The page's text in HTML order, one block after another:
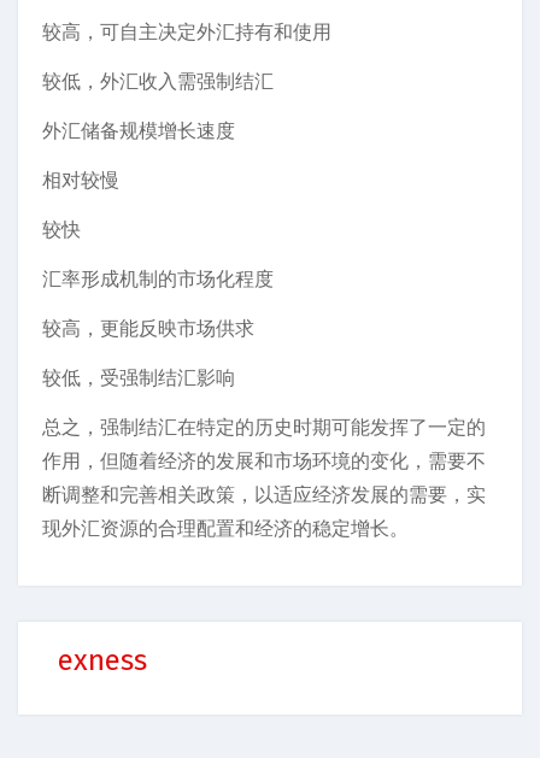
较高，可自主决定外汇持有和使用
较低，外汇收入需强制结汇
外汇储备规模增长速度
相对较慢
较快
汇率形成机制的市场化程度
较高，更能反映市场供求
较低，受强制结汇影响
总之，强制结汇在特定的历史时期可能发挥了一定的
作用，但随着经济的发展和市场环境的变化，需要不
断调整和完善相关政策，以适应经济发展的需要，实
现外汇资源的合理配置和经济的稳定增长。
exness